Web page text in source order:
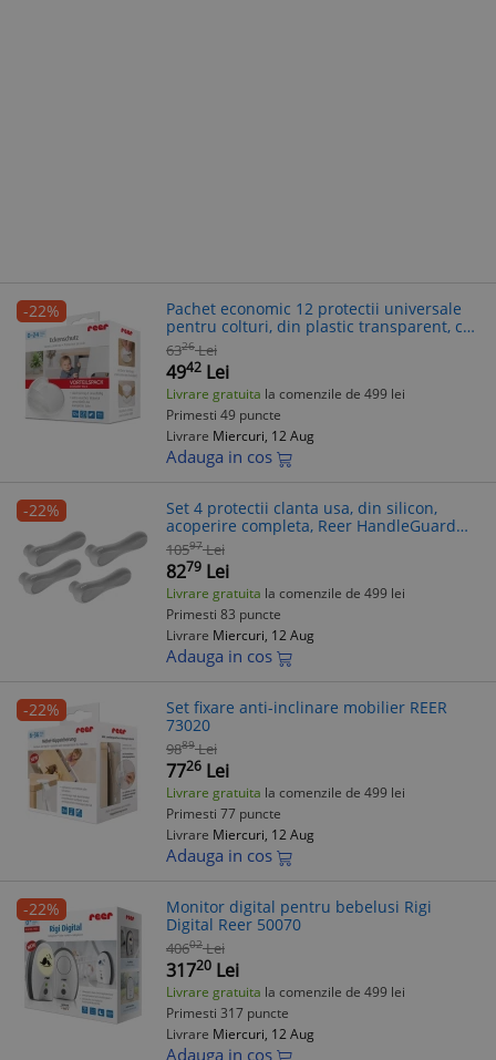
-22%
Pachet economic 12 protectii universale
pentru colturi, din plastic transparent, cu
banda adeziva, rezistente la muscaturi,
fara PVC, Reer 82069
6326 Lei
4942 Lei
Livrare gratuita la comenzile de 499 lei
Primesti 49 puncte
Livrare Miercuri, 12 Aug
Adauga in cos
-22%
Set 4 protectii clanta usa, din silicon,
acoperire completa, Reer HandleGuard
70091
10597 Lei
8279 Lei
Livrare gratuita la comenzile de 499 lei
Primesti 83 puncte
Livrare Miercuri, 12 Aug
Adauga in cos
-22%
Set fixare anti-inclinare mobilier REER
73020
9889 Lei
7726 Lei
Livrare gratuita la comenzile de 499 lei
Primesti 77 puncte
Livrare Miercuri, 12 Aug
Adauga in cos
-22%
Monitor digital pentru bebelusi Rigi
Digital Reer 50070
40602 Lei
31720 Lei
Livrare gratuita la comenzile de 499 lei
Primesti 317 puncte
Livrare Miercuri, 12 Aug
Adauga in cos